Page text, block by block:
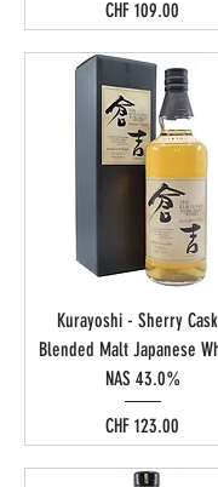
Preis
CHF 109.00
Kurayoshi - Sherry
Blended Malt Japanese
NAS 43.0%
Preis
CHF 123.00